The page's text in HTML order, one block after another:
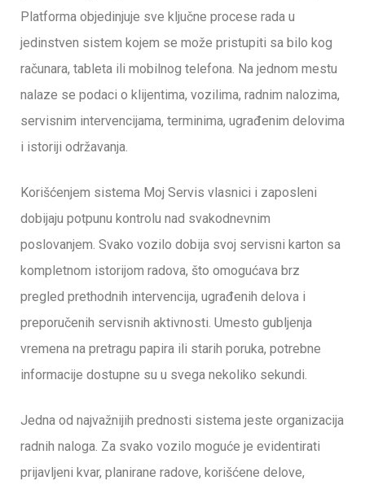
Platforma objedinjuje sve ključne procese rada u
jedinstven sistem kojem se može pristupiti sa bilo kog
računara, tableta ili mobilnog telefona. Na jednom mestu
nalaze se podaci o klijentima, vozilima, radnim nalozima,
servisnim intervencijama, terminima, ugrađenim delovima
i istoriji održavanja.
Korišćenjem sistema Moj Servis vlasnici i zaposleni
dobijaju potpunu kontrolu nad svakodnevnim
poslovanjem. Svako vozilo dobija svoj servisni karton sa
kompletnom istorijom radova, što omogućava brz
pregled prethodnih intervencija, ugrađenih delova i
preporučenih servisnih aktivnosti. Umesto gubljenja
vremena na pretragu papira ili starih poruka, potrebne
informacije dostupne su u svega nekoliko sekundi.
Jedna od najvažnijih prednosti sistema jeste organizacija
radnih naloga. Za svako vozilo moguće je evidentirati
prijavljeni kvar, planirane radove, korišćene delove,